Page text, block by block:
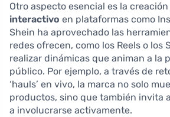
Otro aspecto esencial es la
interactivo en plataformas como
Shein ha aprovechado las
redes ofrecen, como los Reels o los
realizar dinámicas que animan a la
público. Por ejemplo, a través de
‘hauls’ en vivo, la marca no solo
productos, sino que también invita
a involucrarse activamente.